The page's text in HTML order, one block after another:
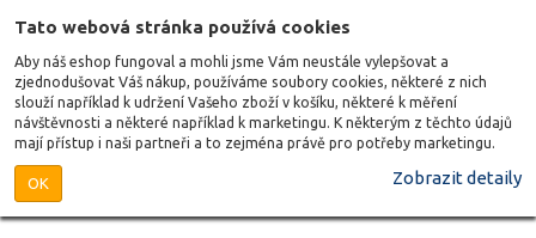
Tato webová stránka používá cookies
Aby náš eshop fungoval a mohli jsme Vám neustále vylepšovat a
zjednodušovat Váš nákup, používáme soubory cookies, některé z nich
slouží například k udržení Vašeho zboží v košíku, některé k měření
návštěvnosti a některé například k marketingu. K některým z těchto údajů
mají přístup i naši partneři a to zejména právě pro potřeby marketingu.
OK Zobrazit detaily